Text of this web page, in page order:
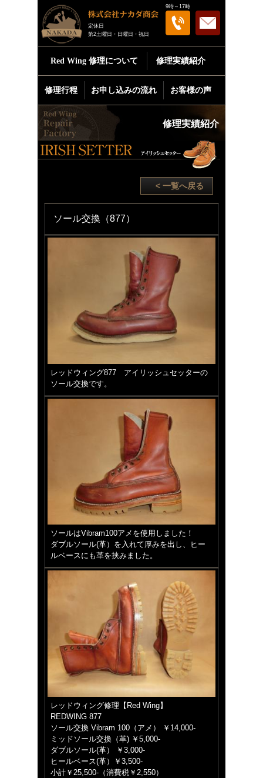
定休日
第2土曜日・日曜日・祝日
9時～17時
Red Wing 修理について 修理実績紹介
修理行程 お申し込みの流れ お客様の声
修理実績紹介
< 一覧へ戻る
ソール交換（877）
レッドウィング877 アイリッシュセッターの
ソール交換です。
ソールはVibram100アメを使用しました！
ダブルソール(革）を入れて厚みを出し、ヒー
ルベースにも革を挟みました。
レッドウィング修理【Red Wing】
REDWING 877
ソール交換 Vibram 100（アメ） ￥14,000-
ミッドソール交換（革) ￥5,000-
ダブルソール(革） ￥3,000-
ヒールベース(革）￥3,500-
小計￥25,500-（消費税￥2,550）